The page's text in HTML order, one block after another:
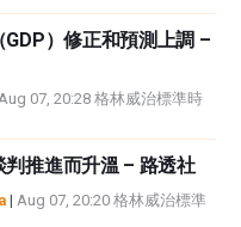
）修正和預測上調 –
Aug 07, 20:28 格林威治標準時
推進而升溫 – 路透社
| Aug 07, 20:20 格林威治標準